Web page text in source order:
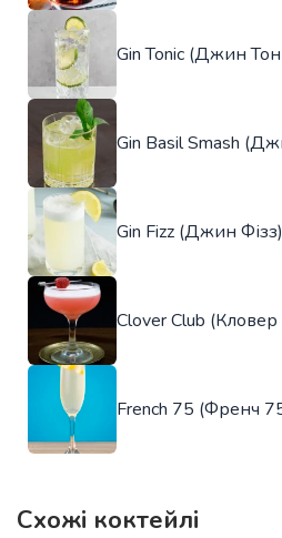
Gin Tonic (Джин
Gin Basil Smash
Gin Fizz (Джин Фізз)
Clover Club (Кловер
French 75 (Френч
Схожі коктейлі